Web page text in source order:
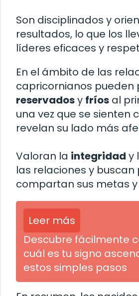
Son disciplinados y
resultados, lo que los
líderes eficaces y
En el ámbito de las
capricornianos pueden
reservadosy fríos al
una vez que se sienten
revelan su lado más
Valoran la integridad y
las relaciones y
compartan sus metas y
Leer más
Descubre fácilmente
cuál es tu signo
estos simples pasos